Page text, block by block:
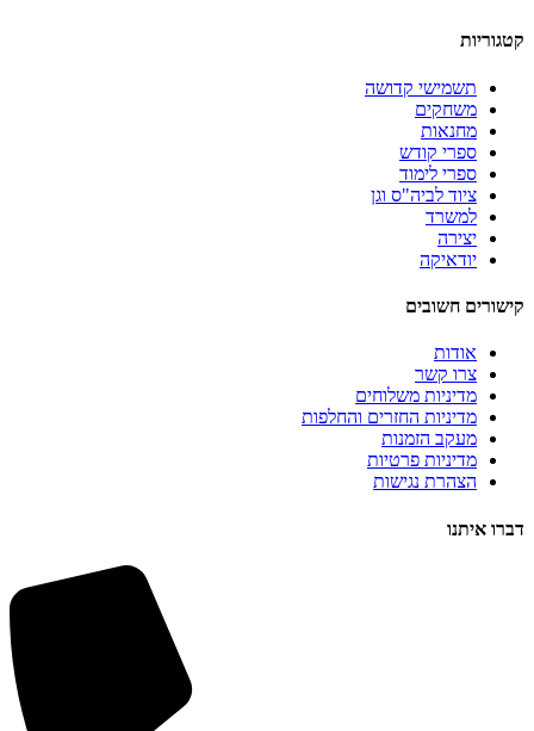
קטגוריות
תשמישי קדושה
משחקים
מחנאות
ספרי קודש
ספרי לימוד
ציוד לביה"ס וגן
למשרד
יצירה
יודאיקה
קישורים חשובים
אודות
צרו קשר
מדיניות משלוחים
מדיניות החזרים והחלפות
מעקב הזמנות
מדיניות פרטיות
הצהרת נגישות
דברו איתנו